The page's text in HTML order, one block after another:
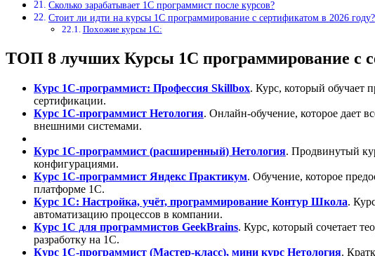
Сколько зарабатывает 1С программист после курсов?
Стоит ли идти на курсы 1С программирование с сертификатом в 2026 году?
Похожие курсы 1С:
ТОП 8 лучших Курсы 1С программирование с
Курс 1С‑программист: Профессия Skillbox. Курс, который обучает
сертификации.
Курс 1С‑программист Нетология. Онлайн-обучение, которое дает
внешними системами.
Курс 1С‑программист (расширенный) Нетология. Продвинутый
конфигурациями.
Курс 1С‑программист Яндекс Практикум. Обучение, которое
платформе 1С.
Курс 1С: Настройка, учёт, программирование Контур Школа.
автоматизацию процессов в компании.
Курс 1С для программистов GeekBrains. Курс, который сочетает
разработку на 1С.
Курс 1С‑программист (Мастер-класс), мини курс Нетология.